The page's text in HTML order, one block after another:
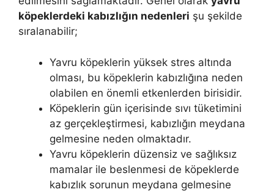
köpeklerdeki kabızlığın nedenleri şu şekilde
sıralanabilir;
Yavru köpeklerin yüksek stres altında
olması, bu köpeklerin kabızlığına neden
olabilen en önemli etkenlerden birisidir.
Köpeklerin gün içerisinde sıvı tüketimini
az gerçekleştirmesi, kabızlığın meydana
gelmesine neden olmaktadır.
Yavru köpeklerin düzensiz ve sağlıksız
mamalar ile beslenmesi de köpeklerde
kabızlık sorunun meydana gelmesine